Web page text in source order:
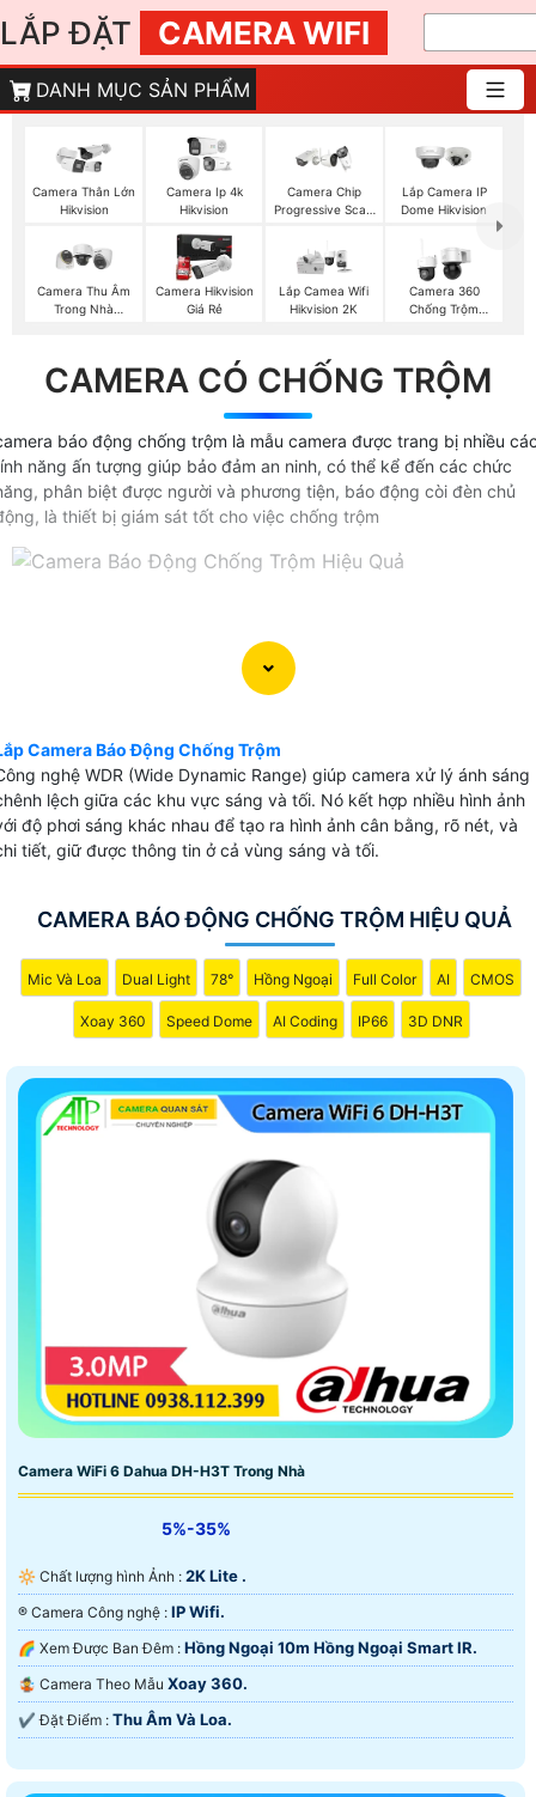
LẮP ĐẶT CAMERA WIFI
DANH MỤC SẢN PHẨM
Camera Thân Lớn
Hikvision
Camera Ip 4k
Hikvision
Camera Chip
Progressive Scan
Lắp Camera IP
Dome Hikvision
Camera Thu Âm
Trong Nhà
Camera Hikvision
Giá Rẻ
Lắp Camea Wifi
Hikvision 2K
Camera 360
Chống Trộm
CAMERA CÓ CHỐNG TRỘM
báo động chống trộm là mẫu camera được trang bị nhiều
năng ấn tượng giúp bảo đảm an ninh, có thể kể đến các chức
phân biệt được người và phương tiện, báo động còi đèn chủ
là thiết bị giám sát tốt cho việc chống trộm
Camera Báo Động Chống Trộm
nghệ WDR (Wide Dynamic Range) giúp camera xử lý ánh sáng
lệch giữa các khu vực sáng và tối. Nó kết hợp nhiều hình ảnh
độ phơi sáng khác nhau để tạo ra hình ảnh cân bằng, rõ nét, và
tiết, giữ được thông tin ở cả vùng sáng và tối.
CAMERA BÁO ĐỘNG CHỐNG TRỘM HIỆU QUẢ
Mic Và Loa Dual Light 78° Hồng Ngoại Full Color AI CMOS
Xoay 360 Speed Dome AI Coding IP66 3D DNR
Camera WiFi 6 Dahua DH-H3T Trong Nhà
5%-35%
🔆 Chất lượng hình Ảnh : 2K Lite .
®️ Camera Công nghệ : IP Wifi.
🌈 Xem Được Ban Đêm : Hồng Ngoại 10m Hồng Ngoại Smart IR.
🤹 Camera Theo Mẫu Xoay 360.
️✔️ Đặt Điểm : Thu Âm Và Loa.